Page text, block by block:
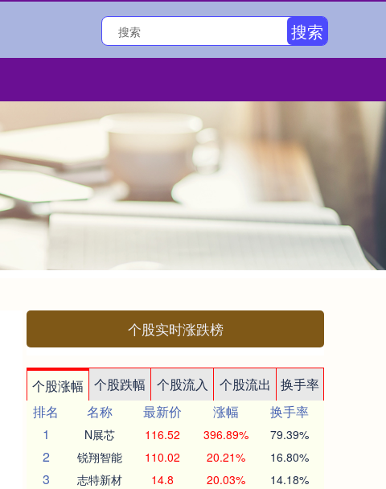
搜索
个股实时涨跌榜
个股涨幅 个股跌幅 个股流入 个股流出
换手率
排名
名称 最新价 涨幅
换手率
1
N展芯 116.52 396.89% 79.39%
2 锐翔智能 110.02 20.21% 16.80%
3 志特新材 14.8 20.03% 14.18%